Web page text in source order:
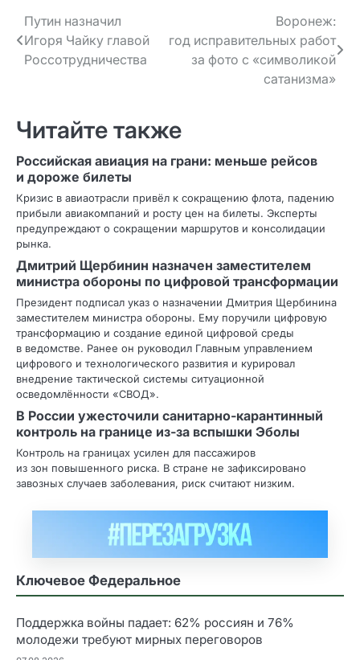
Навигация
по записям
Путин назначил
Игоря Чайку главой
Россотрудничества
Воронеж:
год исправительных работ
за фото с «символикой
сатанизма»
Читайте также
Российская авиация на грани: меньше рейсов
и дороже билеты
Кризис в авиаотрасли привёл к сокращению флота, падению
прибыли авиакомпаний и росту цен на билеты. Эксперты
предупреждают о сокращении маршрутов и консолидации
рынка.
Дмитрий Щербинин назначен заместителем
министра обороны по цифровой трансформации
Президент подписал указ о назначении Дмитрия Щербинина
заместителем министра обороны. Ему поручили цифровую
трансформацию и создание единой цифровой среды
в ведомстве. Ранее он руководил Главным управлением
цифрового и технологического развития и курировал
внедрение тактической системы ситуационной
осведомлённости «СВОД».
В России ужесточили санитарно‑карантинный
контроль на границе из‑за вспышки Эболы
Контроль на границах усилен для пассажиров
из зон повышенного риска. В стране не зафиксировано
завозных случаев заболевания, риск считают низким.
Ключевое Федеральное
Поддержка войны падает: 62% россиян и 76%
молодежи требуют мирных переговоров